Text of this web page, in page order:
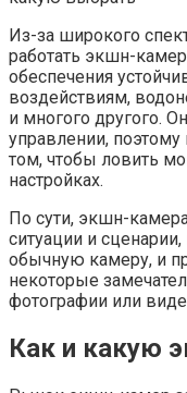
Из-за широкого
работать экшн-
обеспечения
воздействиям,
и многого другого.
управлении,
том, чтобы ловить
настройках.
По сути, экшн-
ситуации и
обычную камеру, и
некоторые
фотографии или
Как и какую